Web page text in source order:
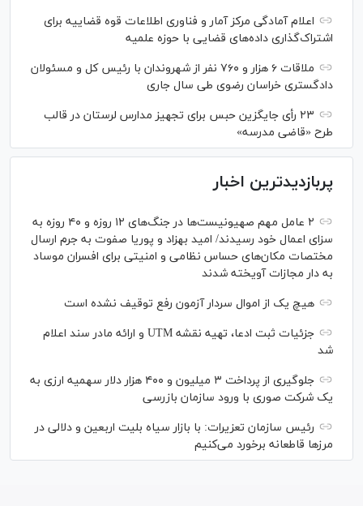
اعلام آمادگی مرکز آمار و فناوری اطلاعات قوه قضاییه برای
اشتراک‌گذاری داده‌های قضایی با حوزه علمیه
ملاقات ۶ هزار و ۷۶۰ نفر از شهروندان با رئیس کل و مسئولان
دادگستری خراسان رضوی طی سال جاری
۲۳ رأی جایگزین حبس برای تجهیز مدارس لرستان در قالب
طرح «قاضی مدرسه»
پربازدیدترین اخبار
۲ عامل مهم صهیونیست‌ها در جنگ‌های ۱۲ روزه و ۴۰ روزه به
سزای اعمال خود رسیدند/ امید بهزاد و پوریا صفوت به جرم ارسال
مختصات مکان‌های حساس نظامی و امنیتی برای افسران موساد
به دار مجازات آویخته شدند
هیچ یک از اموال سردار آزمون رفع توقیف نشده است
جزئیات ثبت ادعا، تهیه نقشه UTM و ارائه مادر سند اعلام
شد
جلوگیری از پرداخت ۳ میلیون و ۴۰۰ هزار دلار سهمیه ارزی به
یک شرکت صوری با ورود سازمان بازرسی
رئیس سازمان تعزیرات: با بازار سیاه بلیت اربعین و دلالی در
مرز‌ها قاطعانه برخورد می‌کنیم